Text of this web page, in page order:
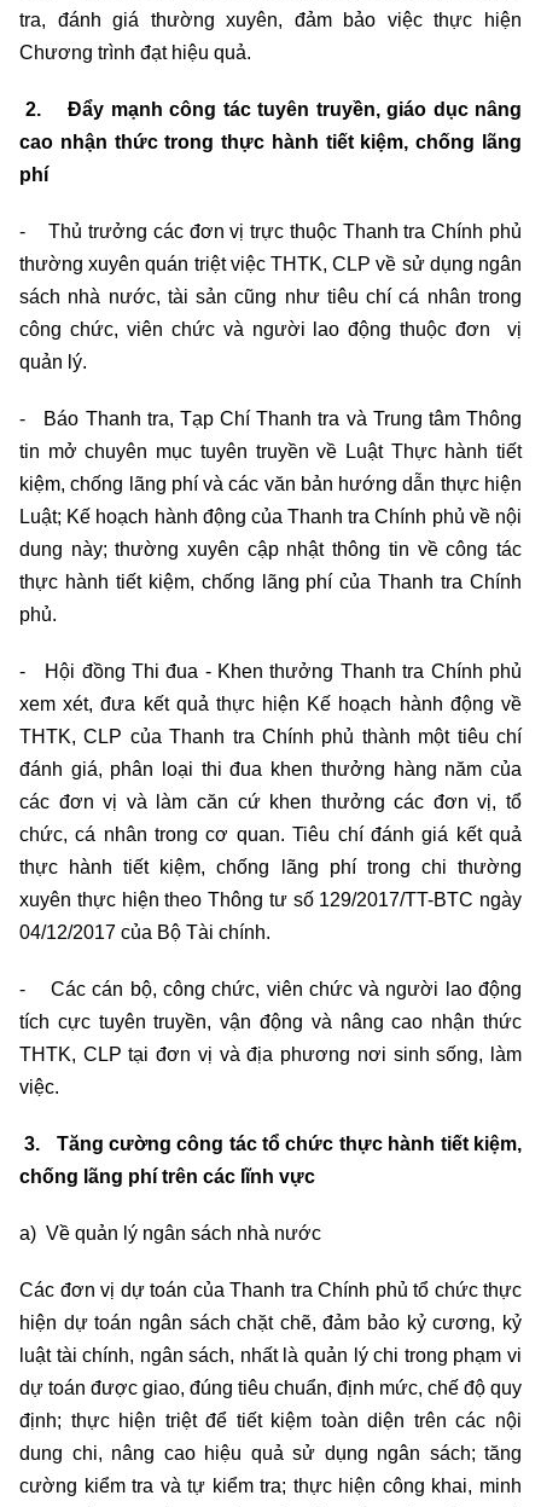
tra, đánh giá thường xuyên, đảm bảo việc thực hiện
Chương trình đạt hiệu quả.
2. Đẩy mạnh công tác tuyên truyền, giáo dục nâng
cao nhận thức trong thực hành tiết kiệm, chống lãng
phí
- Thủ trưởng các đơn vị trực thuộc Thanh tra Chính phủ
thường xuyên quán triệt việc THTK, CLP về sử dụng ngân
sách nhà nước, tài sản cũng như tiêu chí cá nhân trong
công chức, viên chức và người lao động thuộc đơn vị
quản lý.
- Báo Thanh tra, Tạp Chí Thanh tra và Trung tâm Thông
tin mở chuyên mục tuyên truyền về Luật Thực hành tiết
kiệm, chống lãng phí và các văn bản hướng dẫn thực hiện
Luật; Kế hoạch hành động của Thanh tra Chính phủ về nội
dung này; thường xuyên cập nhật thông tin về công tác
thực hành tiết kiệm, chống lãng phí của Thanh tra Chính
phủ.
- Hội đồng Thi đua - Khen thưởng Thanh tra Chính phủ
xem xét, đưa kết quả thực hiện Kế hoạch hành động về
THTK, CLP của Thanh tra Chính phủ thành một tiêu chí
đánh giá, phân loại thi đua khen thưởng hàng năm của
các đơn vị và làm căn cứ khen thưởng các đơn vị, tổ
chức, cá nhân trong cơ quan. Tiêu chí đánh giá kết quả
thực hành tiết kiệm, chống lãng phí trong chi thường
xuyên thực hiện theo Thông tư số 129/2017/TT-BTC ngày
04/12/2017 của Bộ Tài chính.
- Các cán bộ, công chức, viên chức và người lao động
tích cực tuyên truyền, vận động và nâng cao nhận thức
THTK, CLP tại đơn vị và địa phương nơi sinh sống, làm
việc.
3. Tăng cường công tác tổ chức thực hành tiết kiệm,
chống lãng phí trên các lĩnh vực
a) Về quản lý ngân sách nhà nước
Các đơn vị dự toán của Thanh tra Chính phủ tổ chức thực
hiện dự toán ngân sách chặt chẽ, đảm bảo kỷ cương, kỷ
luật tài chính, ngân sách, nhất là quản lý chi trong phạm vi
dự toán được giao, đúng tiêu chuẩn, định mức, chế độ quy
định; thực hiện triệt để tiết kiệm toàn diện trên các nội
dung chi, nâng cao hiệu quả sử dụng ngân sách; tăng
cường kiểm tra và tự kiểm tra; thực hiện công khai, minh